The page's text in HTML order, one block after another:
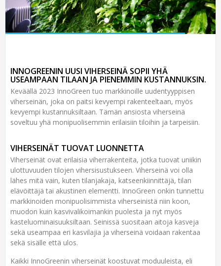
INNOGREENIN UUSI VIHERSEINÄ SOPII YHÄ
USEAMPAAN TILAAN JA PIENEMMIN KUSTANNUKSIN.
Keväällä 2023 InnoGreen tuo markkinoille uudentyyppisen
viherseinän, joka on paitsi kevyempi rakenteeltaan, myös
kevyempi kustannuksiltaan. Tämän ansiosta viherseinä
soveltuu yhä monipuolisemmin erilaisiin tiloihin ja tarpeisiin.
VIHERSEINÄT TUOVAT LUONNETTA
Viherseinät ovat erilaisia viherrakenteita, jotka tuovat uniikin
ulottuvuuden tilojen vihersisustukseen. Viherseinä voi olla
lähes mitä vain, kuten tilanjakaja, katseenkiinnittäjä, tilan
elävöittäjä tai akustinen elementti. InnoGreen onkin tunnettu
markkinoiden monipuolisimmista viherseinistä niin koon,
muodon kuin kasvivalikoimankin puolesta ja nyt myös
kasteluominaisuuksiltaan. Seinissä suositaan aitoja kasveja
sekä useampaa eri kasvilajia ja viherseinä voidaan rakentaa
sekä sisälle että ulos.
Kaikki InnoGreenin viherseinät koostuvat moduuleista, eli